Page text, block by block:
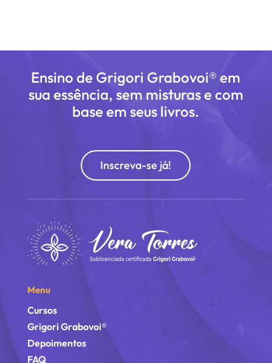
Ensino de Grigori Grabovoi® em
sua essência, sem misturas e com
base em seus livros.
Inscreva-se já!
Menu
Cursos
Grigori Grabovoi®
Depoimentos
FAQ